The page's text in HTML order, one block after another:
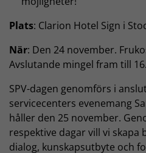
Plats: Clarion Hotel Sign i
När: Den 24 november.
Avslutande mingel fram till
SPV-dagen genomförs i
servicecenters evenemang
håller den 25 november.
respektive dagar vill vi
dialog, kunskapsutbyte och